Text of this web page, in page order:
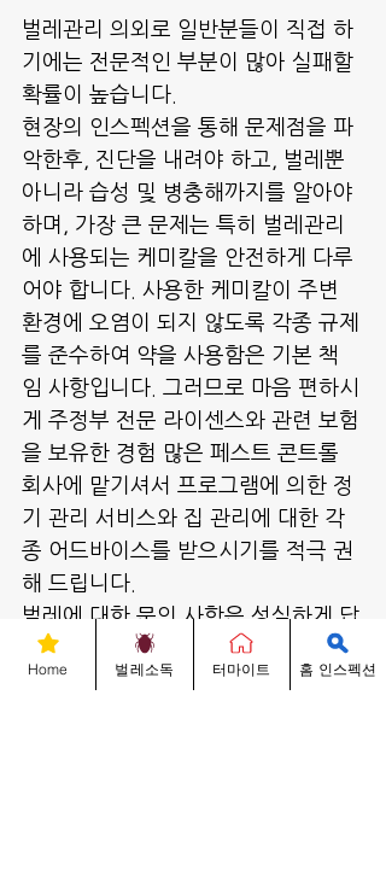
벌레관리 의외로 일반분들이 직접 하
기에는 전문적인 부분이 많아 실패할
확률이 높습니다.
현장의 인스펙션을 통해 문제점을 파
악한후, 진단을 내려야 하고, 벌레뿐
아니라 습성 및 병충해까지를 알아야
하며, 가장 큰 문제는 특히 벌레관리
에 사용되는 케미칼을 안전하게 다루
어야 합니다. 사용한 케미칼이 주변
환경에 오염이 되지 않도록 각종 규제
를 준수하여 약을 사용함은 기본 책
임 사항입니다. 그러므로 마음 편하시
게 주정부 전문 라이센스와 관련 보험
을 보유한 경험 많은 페스트 콘트롤
회사에 맡기셔서 프로그램에 의한 정
기 관리 서비스와 집 관리에 대한 각
종 어드바이스를 받으시기를 적극 권
해 드립니다.
벌레에 대한 문의 사항은 성실하게 답
변해 드리겠으며 긴급사항인 경우, 벌
레박사 직통 678-704-3349로 전화
Home 벌레소독 터마이트 홈 인스펙션